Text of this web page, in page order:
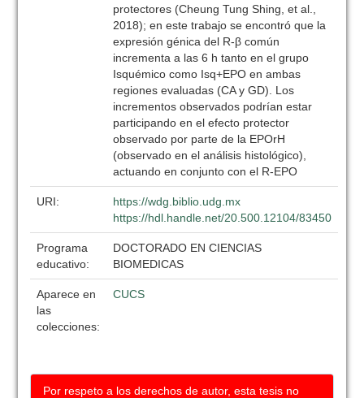
protectores (Cheung Tung Shing, et al.,
2018); en este trabajo se encontró que la
expresión génica del R-β común
incrementa a las 6 h tanto en el grupo
Isquémico como Isq+EPO en ambas
regiones evaluadas (CA y GD). Los
incrementos observados podrían estar
participando en el efecto protector
observado por parte de la EPOrH
(observado en el análisis histológico),
actuando en conjunto con el R-EPO
URI:
https://wdg.biblio.udg.mx
https://hdl.handle.net/20.500.12104/83450
Programa
educativo:
DOCTORADO EN CIENCIAS
BIOMEDICAS
Aparece en
las
colecciones:
CUCS
Por respeto a los derechos de autor, esta tesis no